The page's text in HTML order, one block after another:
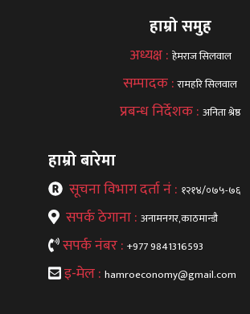
हाम्रो समुह
अध्यक्ष : हेमराज सिलवाल
सम्पादक :रामहरि सिलवाल
प्रबन्ध निर्देशक : अनिता श्रेष्ठ
हाम्रो बारेमा
सूचना विभाग दर्ता नं : १२१४/०७५-७६
सपर्क ठेगाना : अनामनगर,काठमान्डौ
सपर्क नंबर : +977 9841316593
इ-मेल : hamroeconomy@gmail.com